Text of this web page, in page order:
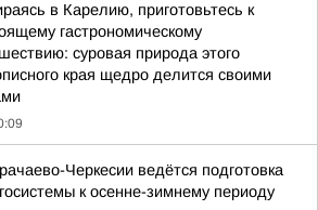
в Карелию, приготовьтесь к
гастрономическому
суровая природа этого
края щедро делится своими
Черкесии ведётся подготовка
к осенне-зимнему периоду